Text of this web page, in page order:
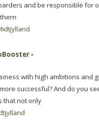
and be responsible for
-
with high ambitions and
successful? And do you
that not only